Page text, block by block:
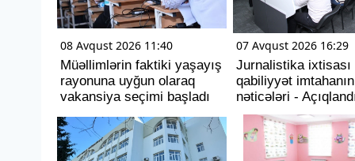
08 Avqust 2026 11:40
Müəllimlərin faktiki yaşayış
rayonuna uyğun olaraq
vakansiya seçimi başladı
07 Avqust 2026 16:29
Jurnalistika ixtisası
qabiliyyət
nəticələri -